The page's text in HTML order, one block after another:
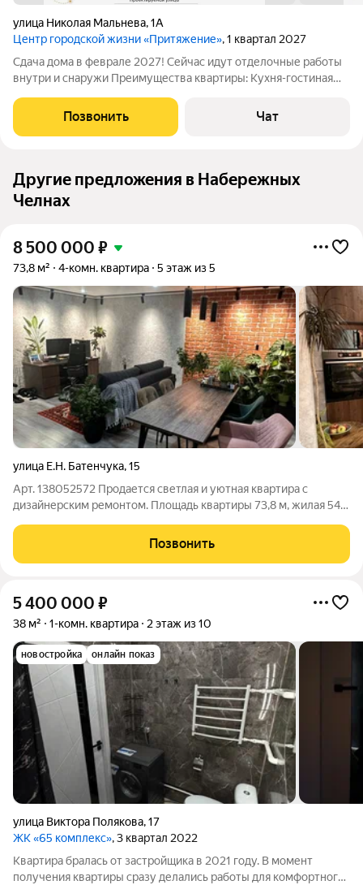
улица Николая Мальнева,1А
Центр городской жизни «Притяжение», 1 квартал 2027
Сдача дома в феврале 2027! Сейчас идут отделочные работы
внутри и снаружи Преимущества квартиры: Кухня-гостиная
гардеробная в коридоре Эргономичная спальня и
функциональная детская Ванная комната
Позвонить Чат
Другие предложения в Набережных
Челнах
8 500 000 ₽
73,8 м² 4-комн. квартира 5 этаж из 5
улица Е.Н. Батенчука,15
Арт. 138052572 Продается светлая и уютная квартира с
дизайнерским ремонтом. Площадь квартиры 73,8 м, жилая 54
просторная кухня-гостиная, две отдельные спальни и
гардеробная, в которой при
Позвонить
5 400 000 ₽
38 м² 1-комн. квартира 2 этаж из 10
новостройка онлайн показ
улица Виктора Полякова,17
ЖК «65 комплекс», 3 квартал 2022
Квартира бралась от застройщика в 2021 году. В момент
получения квартиры сразу делались работы для комфортного